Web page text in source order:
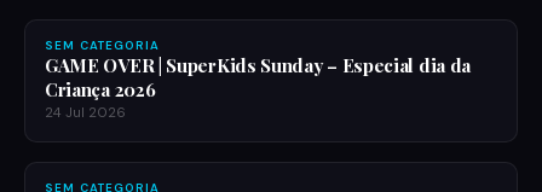
SEM CATEGORIA
GAME OVER | SuperKids Sunday – Especial dia da
Criança 2026
24 Jul 2026
SEM CATEGORIA